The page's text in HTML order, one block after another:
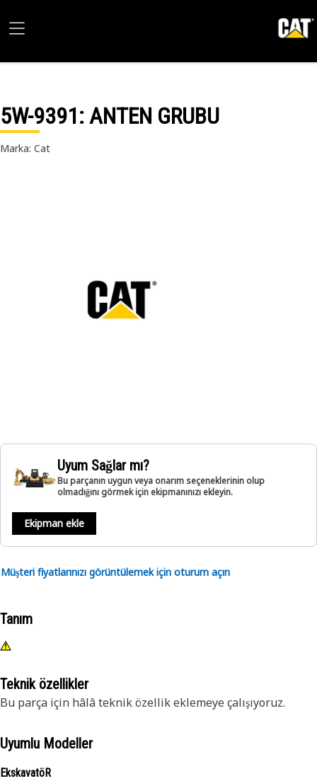
5W-9391: ANTEN GRUBU
Marka: Cat
Uyum Sağlar mı?
Bu parçanın uygun veya onarım seçeneklerinin olup
olmadığını görmek için ekipmanınızı ekleyin.
Ekipman ekle
Müşteri fiyatlarınızı görüntülemek için oturum açın
Tanım
Teknik özellikler
Bu parça için hâlâ teknik özellik eklemeye çalışıyoruz.
Uyumlu Modeller
EkskavatöR